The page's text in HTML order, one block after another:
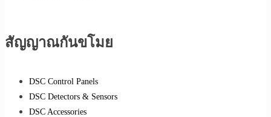
สัญญาณกันขโมย
DSC Control Panels
DSC Detectors & Sensors
DSC Accessories